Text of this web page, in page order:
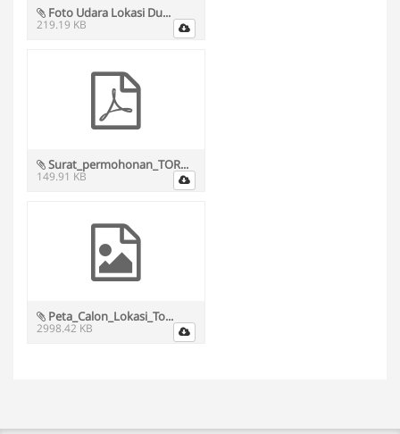
Foto Udara Lokasi Du...
219.19 KB
Surat_permohonan_TOR...
149.91 KB
Peta_Calon_Lokasi_To...
2998.42 KB